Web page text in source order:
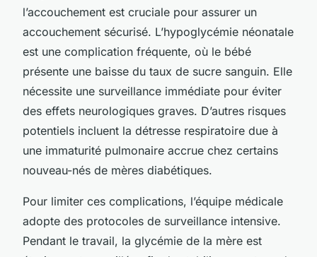
l’accouchement est cruciale pour assurer un
accouchement sécurisé. L’hypoglycémie néonatale
est une complication fréquente, où le bébé
présente une baisse du taux de sucre sanguin. Elle
nécessite une surveillance immédiate pour éviter
des effets neurologiques graves. D’autres risques
potentiels incluent la détresse respiratoire due à
une immaturité pulmonaire accrue chez certains
nouveau-nés de mères diabétiques.
Pour limiter ces complications, l’équipe médicale
adopte des protocoles de surveillance intensive.
Pendant le travail, la glycémie de la mère est